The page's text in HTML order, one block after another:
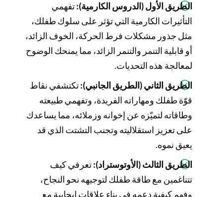
الطريق الأول (الدروس الكارمية):تفهمي
التأثيرات الكارمية التي تؤثر على سلوك طفلك،
مثل جذور مشكلات فرط الحركة، الخوف الزائد،
أو قابلية التنمر والتنمر الزائد، مما يمنحك الوضوح
لمعالجة هذه التحديات.
الطريق الثاني (الطريق الجانبي):تكتشفي نقاط
قوّة طفلك ومهاراته الفريدة، وتفهمي طبيعته
وطاقاته لتميّزه عن إخوانه وزملائه، مما يساعدك
على تعزيز استقلاليته وتجنب التشتت الذي قد
يعيق نموه.
الطريق الثالث (الأوتوستراد):تعرفي كيف
تتناغمين مع طاقة طفلك لتوجيهه نحو النجاح،
وفهم كيفية دعمه في بناء علاقات إيجابية مع